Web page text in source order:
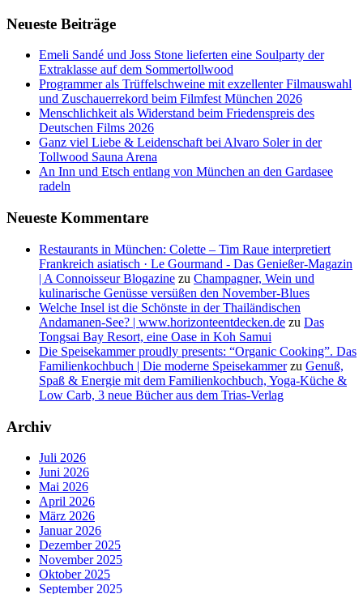
Neueste Beiträge
Emeli Sandé und Joss Stone lieferten eine Soulparty der
Extraklasse auf dem Sommertollwood
Programmer als Trüffelschweine mit exzellenter Filmauswahl
und Zuschauerrekord beim Filmfest München 2026
Menschlichkeit als Widerstand beim Friedenspreis des
Deutschen Films 2026
Ganz viel Liebe & Leidenschaft bei Alvaro Soler in der
Tollwood Sauna Arena
An Inn und Etsch entlang von München an den Gardasee
radeln
Neueste Kommentare
Restaurants in München: Colette – Tim Raue interpretiert
Frankreich asiatisch · Le Gourmand - Das Genießer-Magazin
| A Connoisseur Blogazine zu Champagner, Wein und
kulinarische Genüsse versüßen den November-Blues
Welche Insel ist die Schönste in der Thailändischen
Andamanen-See? | www.horizonteentdecken.de zu Das
Tongsai Bay Resort, eine Oase in Koh Samui
Die Speisekammer proudly presents: “Organic Cooking”. Das
Familienkochbuch | Die moderne Speisekammerzu Genuß,
Spaß & Energie mit dem Familienkochbuch, Yoga-Küche &
Low Carb, 3 neue Bücher aus dem Trias-Verlag
Archiv
Juli 2026
Juni 2026
Mai 2026
April 2026
März 2026
Januar 2026
Dezember 2025
November 2025
Oktober 2025
September 2025